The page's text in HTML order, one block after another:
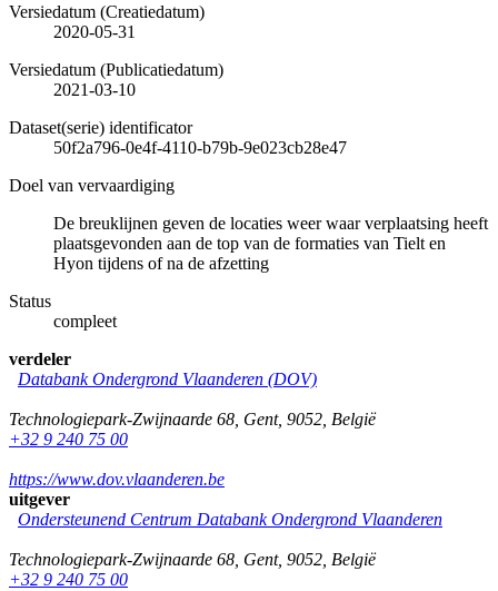
Versiedatum (Creatiedatum)
2020-05-31
Versiedatum (Publicatiedatum)
2021-03-10
Dataset(serie) identificator
50f2a796-0e4f-4110-b79b-9e023cb28e47
Doel van vervaardiging
De breuklijnen geven de locaties weer waar verplaatsing heeft
plaatsgevonden aan de top van de formaties van Tielt en
Hyon tijdens of na de afzetting
Status
compleet
verdeler
Databank Ondergrond Vlaanderen (DOV)
Technologiepark-Zwijnaarde 68 Gent, 9052 België
+32 9 240 75 00
https://www.dov.vlaanderen.be
uitgever
Ondersteunend Centrum Databank Ondergrond Vlaanderen
Technologiepark-Zwijnaarde 68 Gent, 9052 België
+32 9 240 75 00